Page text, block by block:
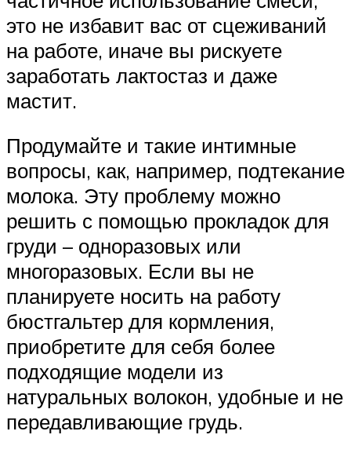
это не избавит вас от сцеживаний
на работе, иначе вы рискуете
заработать лактостаз и даже
мастит.
Продумайте и такие интимные
вопросы, как, например, подтекание
молока. Эту проблему можно
решить с помощью прокладок для
груди – одноразовых или
многоразовых. Если вы не
планируете носить на работу
бюстгальтер для кормления,
приобретите для себя более
подходящие модели из
натуральных волокон, удобные и не
передавливающие грудь.